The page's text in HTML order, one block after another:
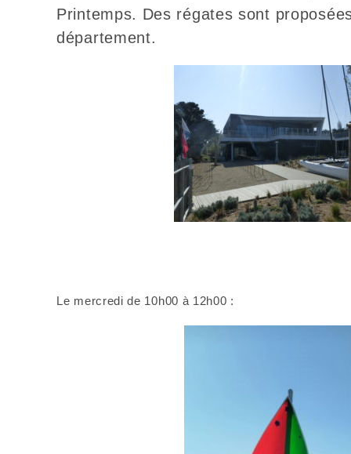
Printemps. Des régates sont
département.
Le mercredi de 10h00 à 12h00 :